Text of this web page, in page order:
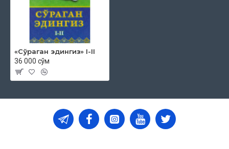
«Сўраган эдингиз» I-II
36 000 сўм